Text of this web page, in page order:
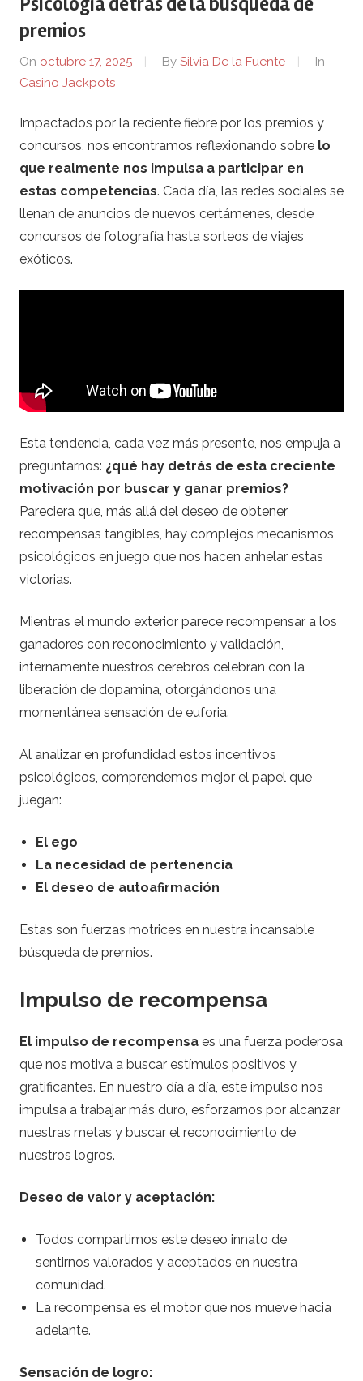
R
e
v
i
e
w
e
r
e
s
–
C
a
s
i
n
o
J
a
k
o
t
Psicología detrás de la búsqueda de
premios
On octubre 17, 2025 By Silvia De la Fuente
In
Casino Jackpots
Impactados por la reciente fiebre por los premios y
concursos, nos encontramos reflexionando sobre lo
que realmente nos impulsa a participar en
estas competencias. Cada día, las redes sociales se
llenan de anuncios de nuevos certámenes, desde
concursos de fotografía hasta sorteos de viajes
exóticos.
Esta tendencia, cada vez más presente, nos empuja a
preguntarnos: ¿qué hay detrás de esta creciente
motivación por buscar y ganar premios?
Pareciera que, más allá del deseo de obtener
recompensas tangibles, hay complejos mecanismos
psicológicos en juego que nos hacen anhelar estas
victorias.
Mientras el mundo exterior parece recompensar a los
ganadores con reconocimiento y validación,
internamente nuestros cerebros celebran con la
liberación de dopamina, otorgándonos una
momentánea sensación de euforia.
Al analizar en profundidad estos incentivos
psicológicos, comprendemos mejor el papel que
juegan:
El ego
La necesidad de pertenencia
El deseo de autoafirmación
Estas son fuerzas motrices en nuestra incansable
búsqueda de premios.
Impulso de recompensa
El impulso de recompensa es una fuerza poderosa
que nos motiva a buscar estímulos positivos y
gratificantes. En nuestro día a día, este impulso nos
impulsa a trabajar más duro, esforzarnos por alcanzar
nuestras metas y buscar el reconocimiento de
nuestros logros.
Deseo de valor y aceptación:
Todos compartimos este deseo innato de
sentirnos valorados y aceptados en nuestra
comunidad.
La recompensa es el motor que nos mueve hacia
adelante.
Sensación de logro: